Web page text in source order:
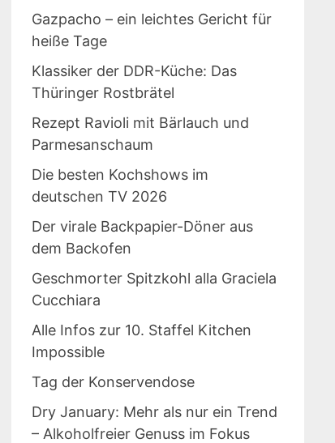
Gazpacho – ein leichtes Gericht für
heiße Tage
Klassiker der DDR-Küche: Das
Thüringer Rostbrätel
Rezept Ravioli mit Bärlauch und
Parmesanschaum
Die besten Kochshows im
deutschen TV 2026
Der virale Backpapier-Döner aus
dem Backofen
Geschmorter Spitzkohl alla Graciela
Cucchiara
Alle Infos zur 10. Staffel Kitchen
Impossible
Tag der Konservendose
Dry January: Mehr als nur ein Trend
– Alkoholfreier Genuss im Fokus